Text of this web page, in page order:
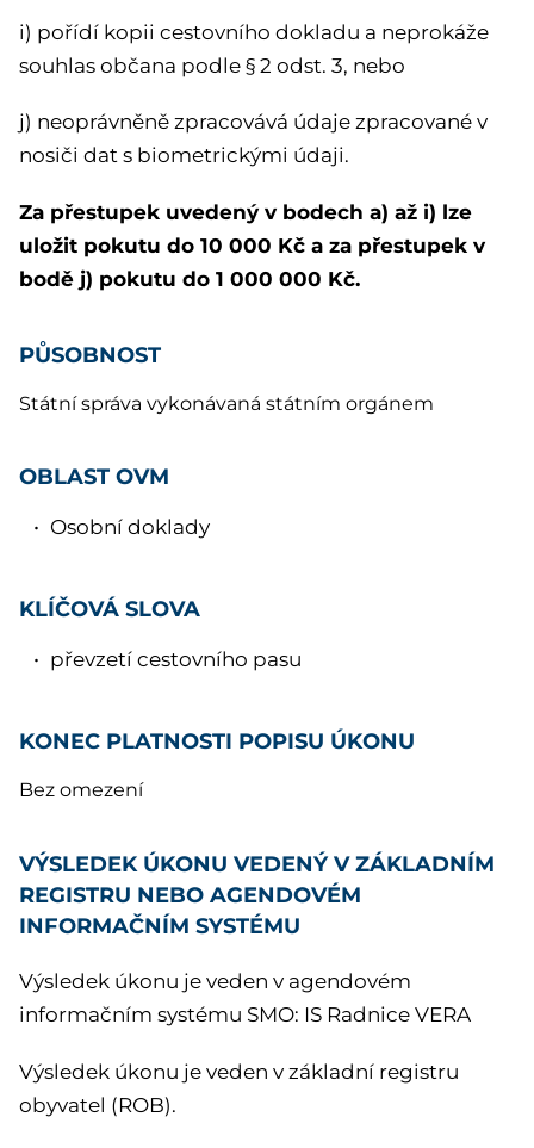
i) pořídí kopii cestovního dokladu a neprokáže
souhlas občana podle § 2 odst. 3, nebo
j) neoprávněně zpracovává údaje zpracované v
nosiči dat s biometrickými údaji.
Za přestupek uvedený v bodech a) až i) lze
uložit pokutu do 10 000 Kč a za přestupek v
bodě j) pokutu do 1 000 000 Kč.
PŮSOBNOST
Státní správa vykonávaná státním orgánem
OBLAST OVM
Osobní doklady
KLÍČOVÁ SLOVA
převzetí cestovního pasu
KONEC PLATNOSTI POPISU ÚKONU
Bez omezení
VÝSLEDEK ÚKONU VEDENÝ V ZÁKLADNÍM
REGISTRU NEBO AGENDOVÉM
INFORMAČNÍM SYSTÉMU
Výsledek úkonu je veden v agendovém
informačním systému SMO: IS Radnice VERA
Výsledek úkonu je veden v základní registru
obyvatel (ROB).